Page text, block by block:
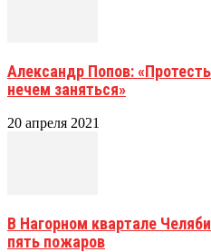
Александр Попов:
нечем заняться»
20 апреля 2021
В Нагорном квартале
пять пожаров